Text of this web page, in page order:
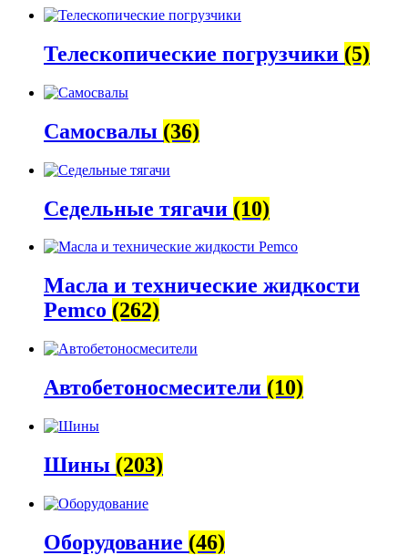
Телескопические погрузчики (5)
Самосвалы (36)
Седельные тягачи (10)
Масла и технические жидкости
Pemco (262)
Автобетоно­смесители (10)
Шины (203)
Оборудование (46)